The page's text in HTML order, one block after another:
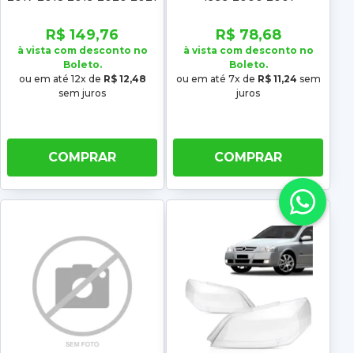
R$ 149,76
à vista com desconto no
Boleto.
ou em até 12x de R$ 12,48
sem juros
COMPRAR
R$ 78,68
à vista com desconto no
Boleto.
ou em até 7x de R$ 11,24 sem
juros
COMPRAR